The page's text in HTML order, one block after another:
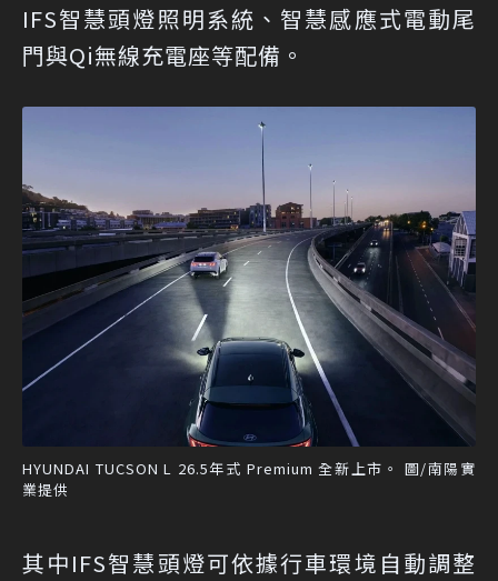
IFS智慧頭燈照明系統、智慧感應式電動尾
門與Qi無線充電座等配備。
HYUNDAI TUCSON L 26.5年式 Premium 全新上市。 圖/南陽實
業提供
其中IFS智慧頭燈可依據行車環境自動調整